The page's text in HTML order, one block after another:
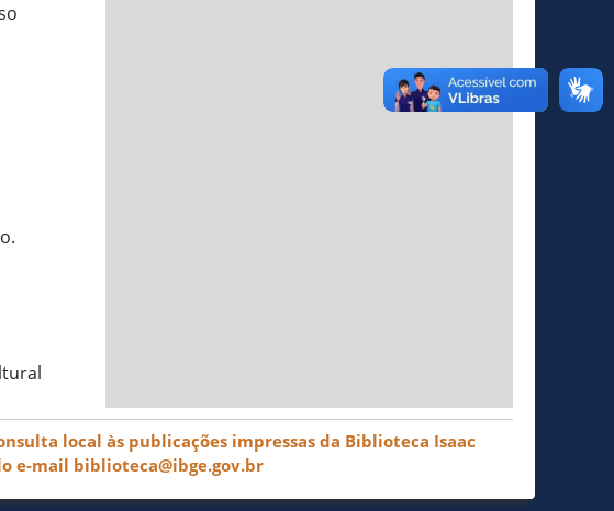
local às publicações impressas da Biblioteca Isaac
e-mail biblioteca@ibge.gov.br